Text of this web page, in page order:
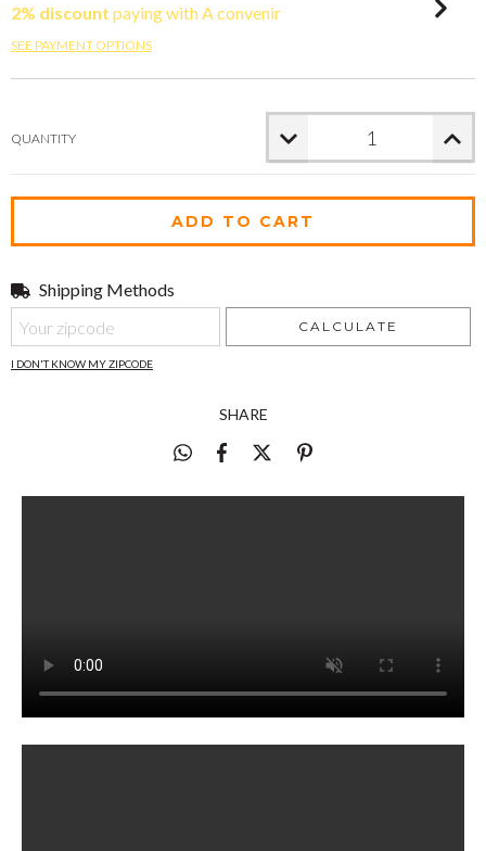
2% discount paying with A convenir
SEE PAYMENT OPTIONS
QUANTITY
Shipping for zipcode:
Shipping Methods
CALCULATE
I DON'T KNOW MY ZIPCODE
SHARE